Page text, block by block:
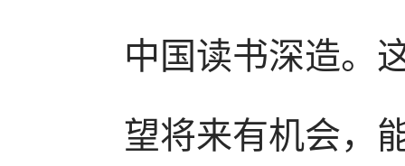
中国读书深造。
望将来有机会，